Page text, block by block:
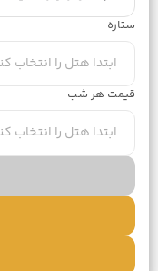
ستاره
قیمت هر شب